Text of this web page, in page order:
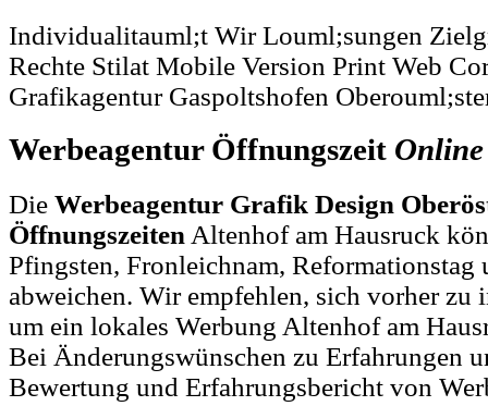
Individualitauml;t Wir Louml;sungen
Rechte Stilat Mobile Version Print Web
Grafikagentur Gaspoltshofen
Werbeagentur Öffnungszeit Online
Die Werbeagentur Grafik Design
Öffnungszeiten Altenhof am Hausruck
Pfingsten, Fronleichnam,
abweichen. Wir empfehlen, sich vorher zu
um ein lokales Werbung Altenhof am
Bei Änderungswünschen zu Erfahrungen
Bewertung und Erfahrungsbericht von